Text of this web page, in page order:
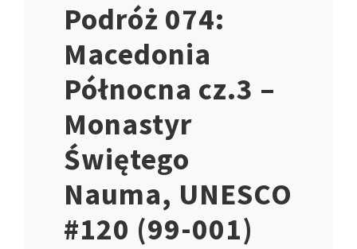
Podróż 074:
Macedonia
Północna cz.3 –
Monastyr
Świętego
Nauma, UNESCO
#120 (99-001)